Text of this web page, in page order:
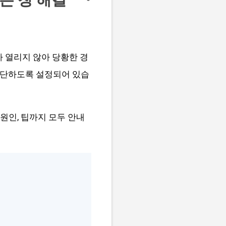
열리지 않아 당황한 경
하도록 설정되어 있습
인, 팁까지 모두 안내